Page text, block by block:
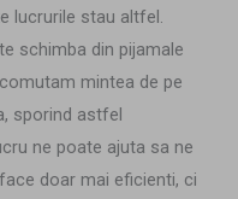
lucrurile stau altfel.
schimba din pijamale
mintea de pe
sporind astfel
ne poate ajuta sa ne
doar mai eficienti, ci